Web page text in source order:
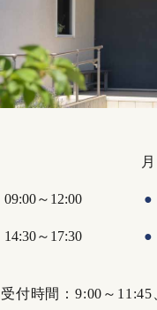
月
09:00～12:00 ●
14:30～17:30 ●
受付時間：9:00～11:45